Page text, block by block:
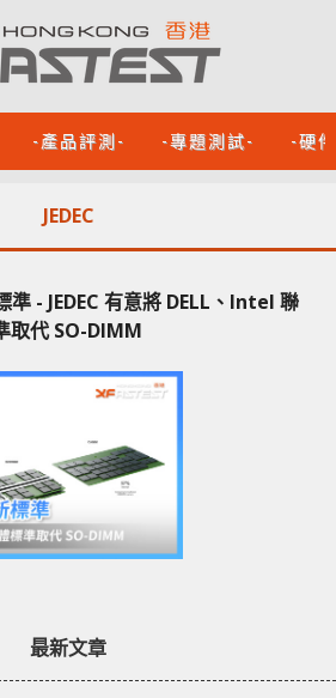
-產品評測- -專題測試- -硬
JEDEC
- JEDEC 有意將 DELL、Intel 聯
取代 SO-DIMM
最新文章